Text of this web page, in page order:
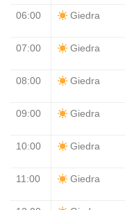
06:00 Giedra
07:00 Giedra
08:00 Giedra
09:00 Giedra
10:00 Giedra
11:00 Giedra